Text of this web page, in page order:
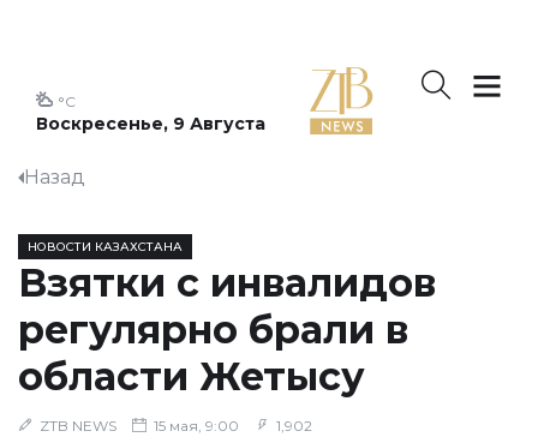
Воскресенье, 9 Августа
°C
Назад
НОВОСТИ КАЗАХСТАНА
Взятки с инвалидов
регулярно брали в
области Жетысу
ZTB NEWS 15 мая, 9:00 1,902